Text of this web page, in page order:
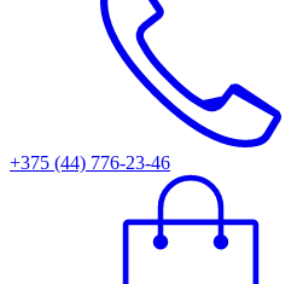
+375 (44) 776-23-46